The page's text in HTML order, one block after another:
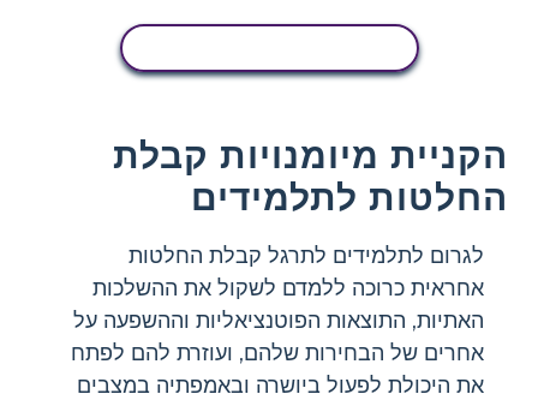
הקניית מיומנויות קבלת
החלטות לתלמידים
לגרום לתלמידים לתרגל קבלת החלטות
אחראית כרוכה ללמדם לשקול את ההשלכות
האתיות, התוצאות הפוטנציאליות וההשפעה על
אחרים של הבחירות שלהם, ועוזרת להם לפתח
את היכולת לפעול ביושרה ובאמפתיה במצבים